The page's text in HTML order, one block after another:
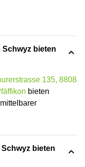
bieten
135, 8808
bieten
bieten